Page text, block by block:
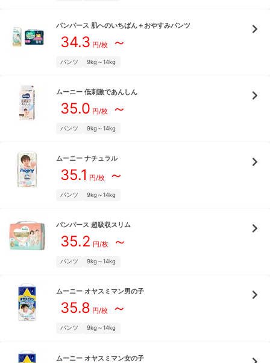
パンパース 肌へのいちばん＋おやすみパンツ
34.3 円/枚～
パンツ 9kg～14kg
ムーニー 低刺激であんしん
35.0 円/枚～
パンツ 9kg～14kg
ムーニー ナチュラル
35.1 円/枚～
パンツ 9kg～14kg
パンパース 超吸収スリム
35.2 円/枚～
パンツ 9kg～14kg
ムーニー オヤスミマン男の子
35.8 円/枚～
パンツ 9kg～14kg
ムーニー オヤスミマン女の子